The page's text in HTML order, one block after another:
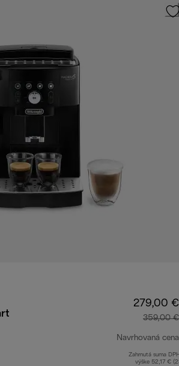
279,00 €
359,00 €
Navrhovaná cena
Zahrnutá suma
výške 52,17 €